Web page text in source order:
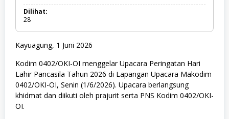
Dilihat:
28
Kayuagung, 1 Juni 2026
Kodim 0402/OKI-OI menggelar Upacara Peringatan Hari
Lahir Pancasila Tahun 2026 di Lapangan Upacara Makodim
0402/OKI-OI, Senin (1/6/2026). Upacara berlangsung
khidmat dan diikuti oleh prajurit serta PNS Kodim 0402/OKI-
OI.